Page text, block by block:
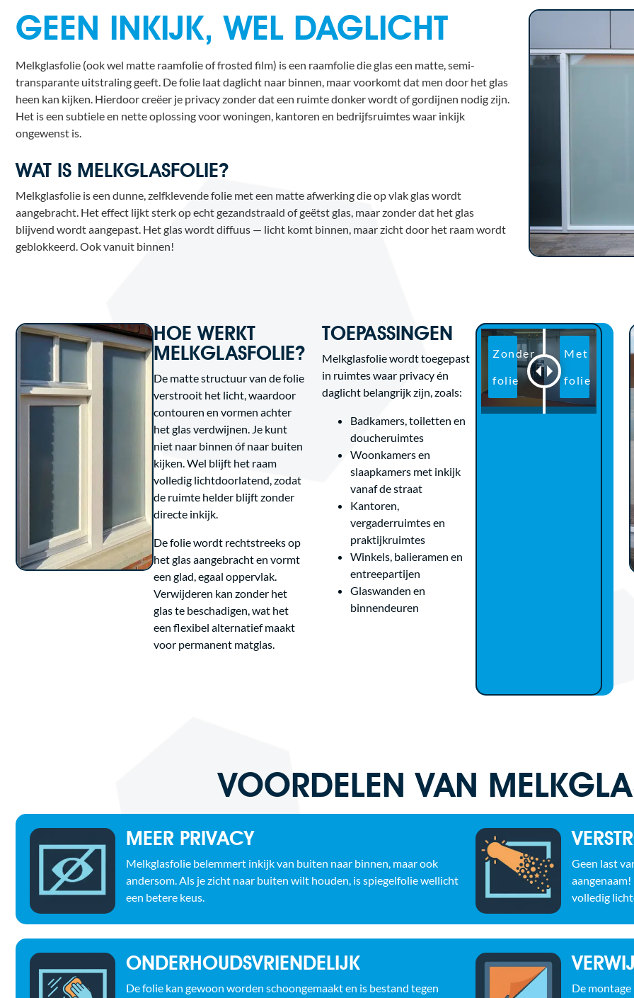
GEEN INKIJK, WEL DAGLICHT
Melkglasfolie (ook wel matte raamfolie of frosted film) is een raamfolie die glas een matte, semi-
transparante uitstraling geeft. De folie laat daglicht naar binnen, maar voorkomt dat men door het glas
heen kan kijken. Hierdoor creëer je privacy zonder dat een ruimte donker wordt of gordijnen nodig zijn.
Het is een subtiele en nette oplossing voor woningen, kantoren en bedrijfsruimtes waar inkijk
ongewenst is.
WAT IS MELKGLASFOLIE?
Melkglasfolie is een dunne, zelfklevende folie met een matte afwerking die op vlak glas wordt
aangebracht. Het effect lijkt sterk op echt gezandstraald of geëtst glas, maar zonder dat het glas
blijvend wordt aangepast. Het glas wordt diffuus — licht komt binnen, maar zicht door het raam wordt
geblokkeerd. Ook vanuit binnen!
HOE WERKT
MELKGLASFOLIE?
De matte structuur van de folie
verstrooit het licht, waardoor
contouren en vormen achter
het glas verdwijnen. Je kunt
niet naar binnen óf naar buiten
kijken. Wel blijft het raam
volledig lichtdoorlatend, zodat
de ruimte helder blijft zonder
directe inkijk.
De folie wordt rechtstreeks op
het glas aangebracht en vormt
een glad, egaal oppervlak.
Verwijderen kan zonder het
glas te beschadigen, wat het
een flexibel alternatief maakt
voor permanent matglas.
TOEPASSINGEN
Melkglasfolie wordt toegepast
in ruimtes waar privacy én
daglicht belangrijk zijn, zoals:
Badkamers, toiletten en
doucheruimtes
Woonkamers en
slaapkamers met inkijk
vanaf de straat
Kantoren,
vergaderruimtes en
praktijkruimtes
Winkels, balieramen en
entreepartijen
Glaswanden en
binnendeuren
VOORDELEN VAN
MEER PRIVACY
Melkglasfolie belemmert inkijk van buiten naar binnen, maar ook
andersom. Als je zicht naar buiten wilt houden, is spiegelfolie wellicht
een betere keus.
Geen last
volledig
ONDERHOUDSVRIENDELIJK
De folie kan gewoon worden schoongemaakt en is bestand tegen De